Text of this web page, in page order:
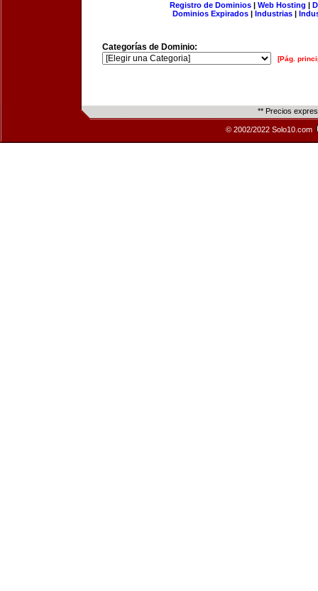
Registro de Dominios| Web Hosting |
Dominios Expirados | Industrias |
Categorías de Dominio:
[Pág.
** Precios
© 2002/2022 Solo10.com